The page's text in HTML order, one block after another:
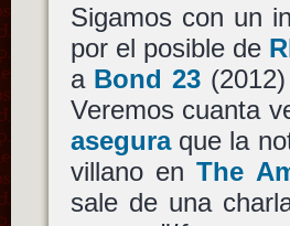
Sigamos con un
por el posible de
a Bond 23(2012)
Veremos cuanta
aseguraque la
villano enThe
sale de una